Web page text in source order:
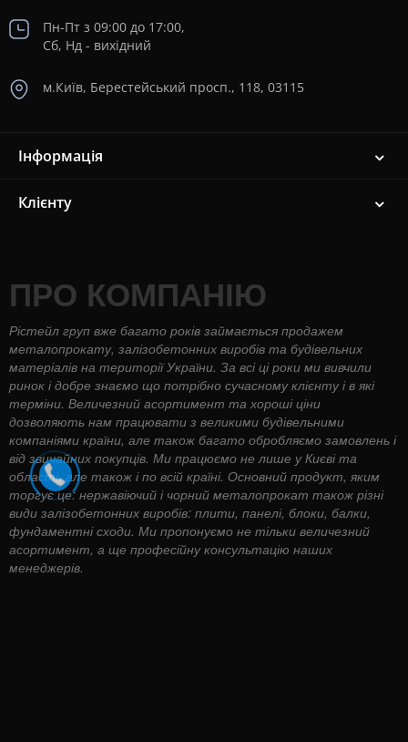
Пн-Пт з 09:00 до 17:00,
Сб, Нд - вихідний
м.Київ, Берестейський просп., 118, 03115
Інформація
Клієнту
ПРО КОМПАНІЮ
Рістейл груп вже багато років займається продажем
металопрокату, залізобетонних виробів та будівельних
матеріалів на території України. За всі ці роки ми вивчили
ринок і добре знаємо що потрібно сучасному клієнту і в які
терміни. Величезний асортимент та хороші ціни
дозволяють нам працювати з великими будівельними
компаніями країни, але також багато обробляємо замовлень і
від звичайних покупців. Ми працюємо не лише у Києві та
області, але також і по всій країні. Основний продукт, яким
торгує це: нержавіючий і чорний металопрокат також різні
види залізобетонних виробів: плити, панелі, блоки, балки,
фундаментні сходи. Ми пропонуємо не тільки величезний
асортимент, а ще професійну консультацію наших
менеджерів.